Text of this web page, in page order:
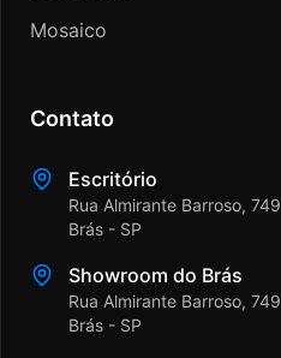
Mosaico
Contato
Escritório
Rua Almirante Barroso, 749
Brás - SP
Showroom do Brás
Rua Almirante Barroso, 749
Brás - SP